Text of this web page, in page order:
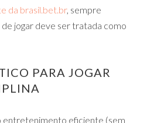
da brasil.bet.br, sempre
jogar deve ser tratada como
PARA JOGAR
entretenimento eficiente (sem